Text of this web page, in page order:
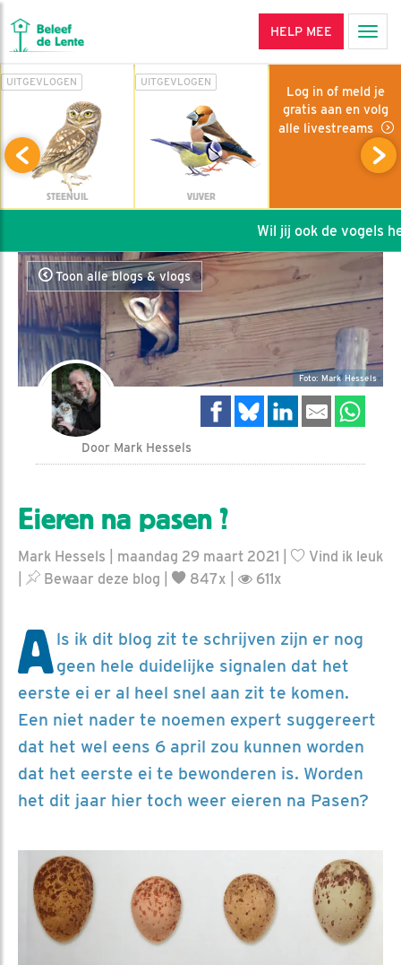
HELP MEE
UITGEVLOGEN
STEENUIL
UITGEVLOGEN
VIJVER
Log in of meld je
gratis aan en volg
alle livestreams
Wil jij ook de vogels
Toon alle blogs & vlogs
Foto: Mark Hessels
Door Mark Hessels
Eieren na pasen ?
Mark Hessels | maandag 29 maart 2021 |
Vind ik leuk
Bewaar deze blog 847x | 611x
Als ik dit blog zit te schrijven zijn er nog
geen hele duidelijke signalen dat het
eerste ei er al heel snel aan zit te komen.
Een niet nader te noemen expert suggereert
dat het wel eens 6 april zou kunnen worden
dat het eerste ei te bewonderen is. Worden
het dit jaar hier toch weer eieren na Pasen?